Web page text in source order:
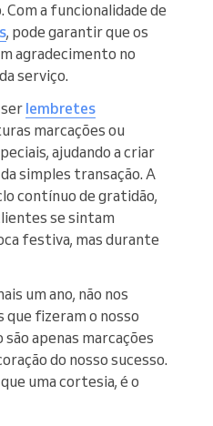
a funcionalidade de
, pode garantir que os
agradecimento no
serviço.
lembretes
marcações ou
ajudando a criar
simples transação. A
contínuo de gratidão,
se sintam
festiva, mas durante
um ano, não nos
que fizeram o nosso
são apenas marcações
do nosso sucesso.
uma cortesia, é o